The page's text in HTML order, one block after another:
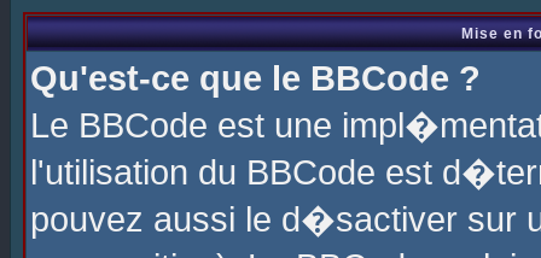
Mise en
Qu'est-ce que le BBCode ?
Le BBCode est une
l'utilisation du BBCode est
pouvez aussi le d�sactiver sur